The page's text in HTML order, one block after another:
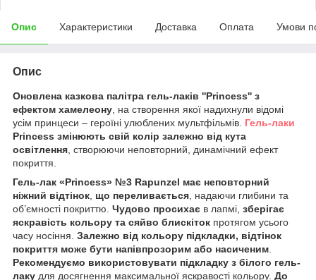
Опис Характеристики Доставка Оплата Умови
Опис
Оновлена казкова палітра гель-лаків ''Princess'' з
ефектом хамелеону , на створення якої надихнули відомі
усім принцеси – героїні улюблених мультфільмів. Гель-лаки
Princess змінюють свій колір залежно від кута
освітлення , створюючи неповторний, динамічний ефект
покриття.
Гель-лак «Princess» №3 Rapunzel має неповторний
ніжний відтінок що переливається , надаючи глибини та
об’ємності покриттю. Чудово просихає в лапмі, зберігає
яскравість кольору та сяйво блискіток протягом усього
часу носіння. Залежно від кольору підкладки, відтінок
покриття може бути напівпрозорим або насиченим
Рекомендуємо використовувати підкладку з білого гель-
лаку для досягнення максимальної яскравості кольору. До